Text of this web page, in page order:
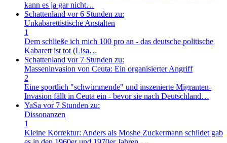
kann es ja gar nicht…
Schattenland vor 6 Stunden zu:
Unkabarettistische Anstalten
1
Dem schließe ich mich 100 pro an - das deutsche politische
Kabarett ist tot (Lisa…
Schattenland vor 7 Stunden zu:
Masseninvasion von Ceuta: Ein organisierter Angriff
2
Eine sportlich "schwimmende" und inszenierte Migranten-
Invasion fällt in Ceuta ein - bevor sie nach Deutschland…
YaSa vor 7 Stunden zu:
Dissonanzen
1
Kleine Korrektur: Anders als Moshe Zuckermann schildet gab